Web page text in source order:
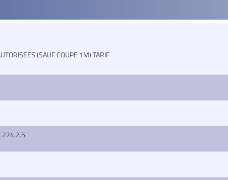
(SAUF COUPE 1M) TARIF